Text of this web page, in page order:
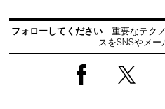
フォローしてください
重要なテク
スをSNSやメー